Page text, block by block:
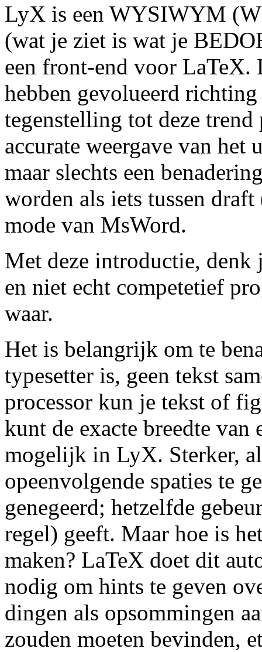
LyX is een WYSIWYM
(wat je ziet is wat je
een front-end voor LaTeX.
hebben gevolueerd
tegenstelling tot deze
accurate weergave van
maar slechts een
worden als iets tussen
mode van MsWord.
Met deze introductie, denk
en niet echt competetief
waar.
Het is belangrijk om te
typesetter is, geen tekst
processor kun je tekst of
kunt de exacte breedte van
mogelijk in LyX. Sterker,
opeenvolgende spaties te
genegeerd; hetzelfde
regel) geeft. Maar hoe is
maken? LaTeX doet dit
nodig om hints te geven
dingen als opsommingen
zouden moeten bevinden,